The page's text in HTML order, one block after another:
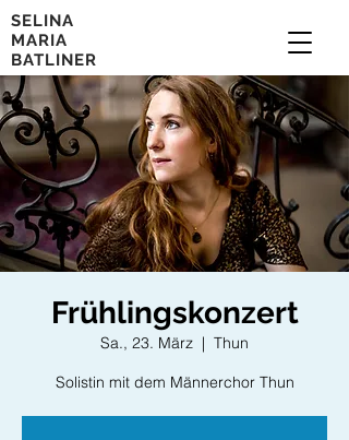
SELINA
MARIA
BATLINER
Frühlingskonzert
Sa., 23. März
  |
Thun
Solistin mit dem Männerchor Thun